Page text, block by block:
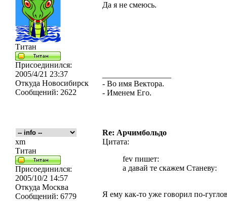
Титан
Присоединился:
2005/4/21 23:37
Откуда Новосибирск
Сообщений: 2622
Да я не смеюсь.
- Во имя Вектора.
- Именем Его.
Re: Арчимбольдо
xm
Титан
Присоединился:
2005/10/2 14:57
Откуда Москва
Сообщений: 6779
Цитата:
fev пишет:
а давай те скажем Станеву:
Я ему как-то уже говорил по-